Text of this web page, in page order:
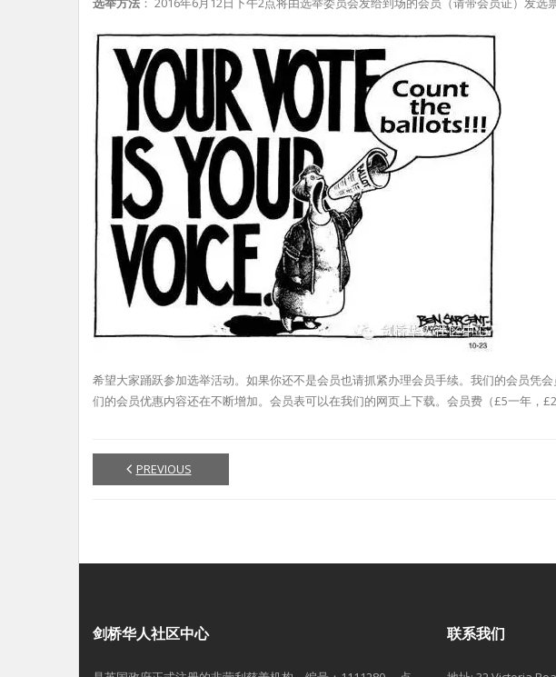
希望大家踊跃参加选举活动。如果你还不是会员也请抓紧办理会员手续。我们的会员凭
们的会员优惠内容还在不断增加。会员表可以在我们的网页上下载。会员费（£5一年，
PREVIOUS
剑桥华人社区中心 联系我们